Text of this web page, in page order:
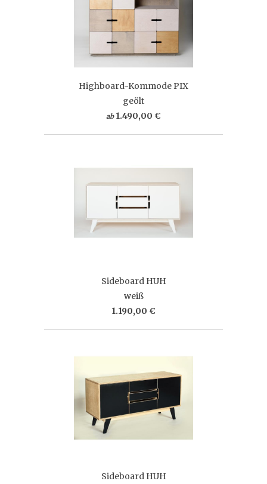
Highboard-Kommode PIX
geölt
ab 1.490,00 €
Sideboard HUH
weiß
1.190,00 €
Sideboard HUH